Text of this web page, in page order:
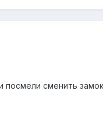
сменить